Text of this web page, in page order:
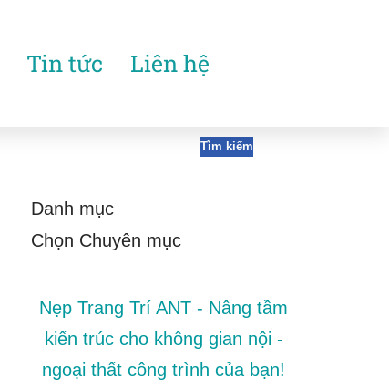
Tin tức Liên hệ
Tìm kiếm
Danh mục
Nẹp Trang Trí ANT - Nâng tầm
kiến trúc cho không gian nội -
ngoại thất công trình của bạn!